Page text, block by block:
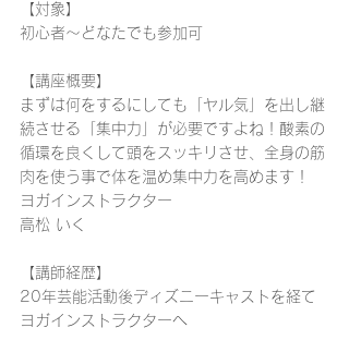
【対象】
初心者〜どなたでも参加可
【講座概要】
まずは何をするにしても「ヤル気」を出し継
続させる「集中力」が必要ですよね！酸素の
循環を良くして頭をスッキリさせ、全身の筋
肉を使う事で体を温め集中力を高めます！
ヨガインストラクター
高松 いく
【講師経歴】
20年芸能活動後ディズニーキャストを経て
ヨガインストラクターへ